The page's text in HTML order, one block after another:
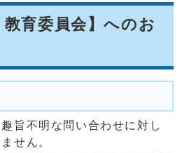
教育委員会】へのお
旨不明な問い合わせに対し
せん。